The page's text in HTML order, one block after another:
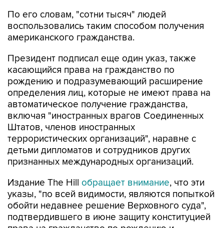
По его словам, "сотни тысяч" людей
воспользовались таким способом получения
американского гражданства.
Президент подписал еще один указ, также
касающийся права на гражданство по
рождению и подразумевающий расширение
определения лиц, которые не имеют права на
автоматическое получение гражданства,
включая "иностранных врагов Соединенных
Штатов, членов иностранных
террористических организаций", наравне с
детьми дипломатов и сотрудников других
признанных международных организаций.
Издание The Hill обращает внимание, что эти
указы, "по всей видимости, являются попыткой
обойти недавнее решение Верховного суда",
подтвердившего в июне защиту конституцией